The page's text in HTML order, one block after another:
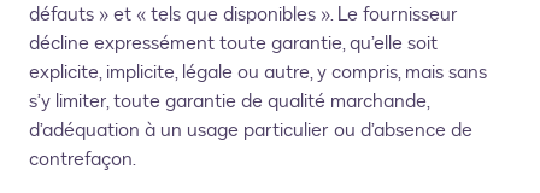
défauts » et « tels que disponibles ». Le fournisseur
décline expressément toute garantie, qu’elle soit
explicite, implicite, légale ou autre, y compris, mais sans
s’y limiter, toute garantie de qualité marchande,
d’adéquation à un usage particulier ou d’absence de
contrefaçon.